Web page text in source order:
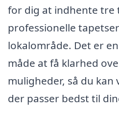
for dig at indhente tre
professionelle
lokalområde. Det er
måde at få klarhed
muligheder, så du
der passer bedst til